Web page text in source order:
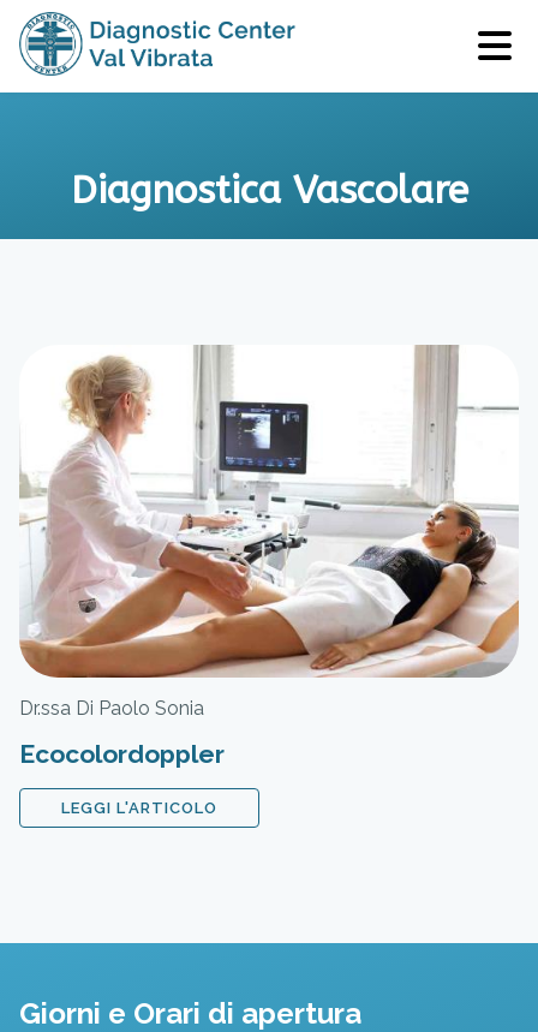
Diagnostica Vascolare
Dr.ssa Di Paolo Sonia
Ecocolordoppler
LEGGI L'ARTICOLO
Giorni e Orari di apertura